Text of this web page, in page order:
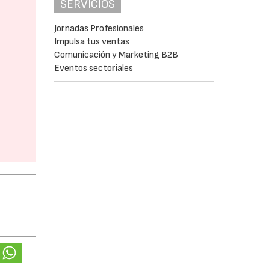
SERVICIOS
Jornadas Profesionales
Impulsa tus ventas
Comunicación y Marketing B2B
Eventos sectoriales